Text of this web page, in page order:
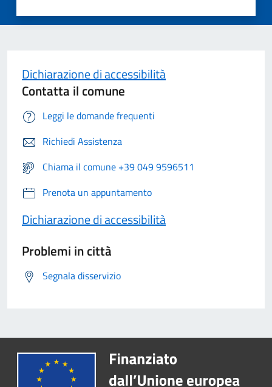
Dichiarazione di accessibilità
Contatta il comune
Leggi le domande frequenti
Richiedi Assistenza
Chiama il comune +39 049 9596511
Prenota un appuntamento
Dichiarazione di accessibilità
Problemi in città
Segnala disservizio